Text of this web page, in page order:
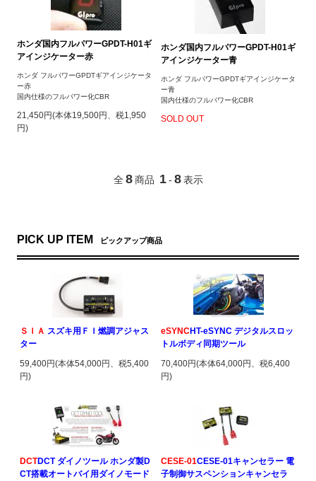
ホンダ国内フルパワーGPDT-H01ギ
アインジケーター赤
ホンダ フルパワーGPDTギアインジケータ
ー赤
国内仕様のフルパワー化CBR
21,450円(本体19,500円、税1,950
円)
ホンダ国内フルパワーGPDT-H01ギ
アインジケーター青
ホンダ フルパワーGPDTギアインジケータ
ー青
国内仕様のフルパワー化CBR
SOLD OUT
全 8 商品 1 - 8 表示
PICK UP ITEM ピックアップ商品
ＳＩＡ スズキ用ＦＩ燃調アジャス
ター
59,400円(本体54,000円、税5,400
円)
eSYNCHT-eSYNC デジタルスロッ
トルボディ同期ツール
70,400円(本体64,000円、税6,400
円)
DCTDCT ダイノツール ホンダ製D
CT搭載オートバイ用ダイノモード
CESE-01CESE-01キャンセラー 電
子制御サスペンションキャンセラ